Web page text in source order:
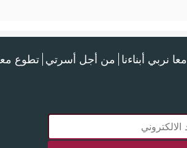
معا نربي أبناءنا من أجل أسرتي تطوع